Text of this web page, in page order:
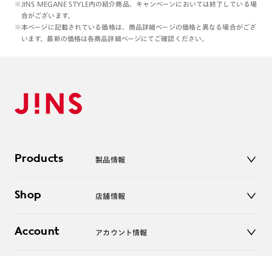
※JINS MEGANE STYLE内の紹介商品、キャンペーンにおいては終了している場
合がございます。
※本ページに記載されている価格は、商品詳細ページの価格と異なる場合がござ
います。最新の価格は各商品詳細ページにてご確認ください。
Products 製品情報
サングラス
コンタクトレンズ
Shop 店舗情報
オンラインショップ
Account アカウント情報